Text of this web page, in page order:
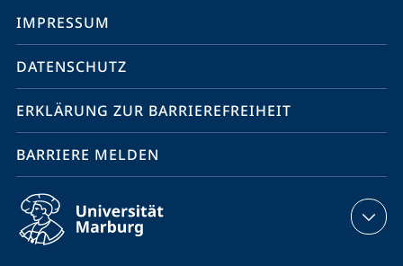
Service-
Navigation
IMPRESSUM
DATENSCHUTZ
ERKLÄRUNG ZUR BARRIEREFREIHEIT
BARRIERE MELDEN